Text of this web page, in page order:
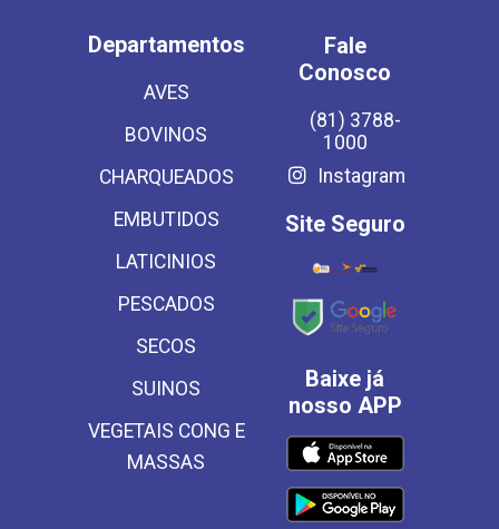
Departamentos
AVES
BOVINOS
CHARQUEADOS
EMBUTIDOS
LATICINIOS
PESCADOS
SECOS
SUINOS
VEGETAIS CONG E
MASSAS
Fale
Conosco
(81) 3788-
1000
Instagram
Site Seguro
Baixe já
nosso APP